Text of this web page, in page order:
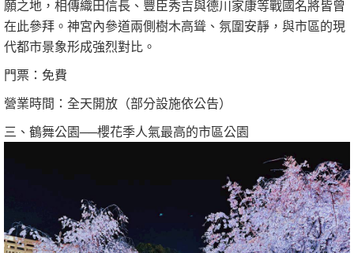
願之地，相傳織田信長、豐臣秀吉與德川家康等戰國名將皆曾
在此參拜。神宮內參道兩側樹木高聳、氛圍安靜，與市區的現
代都市景象形成強烈對比。
門票：免費
營業時間：全天開放（部分設施依公告）
三、鶴舞公園──櫻花季人氣最高的市區公園